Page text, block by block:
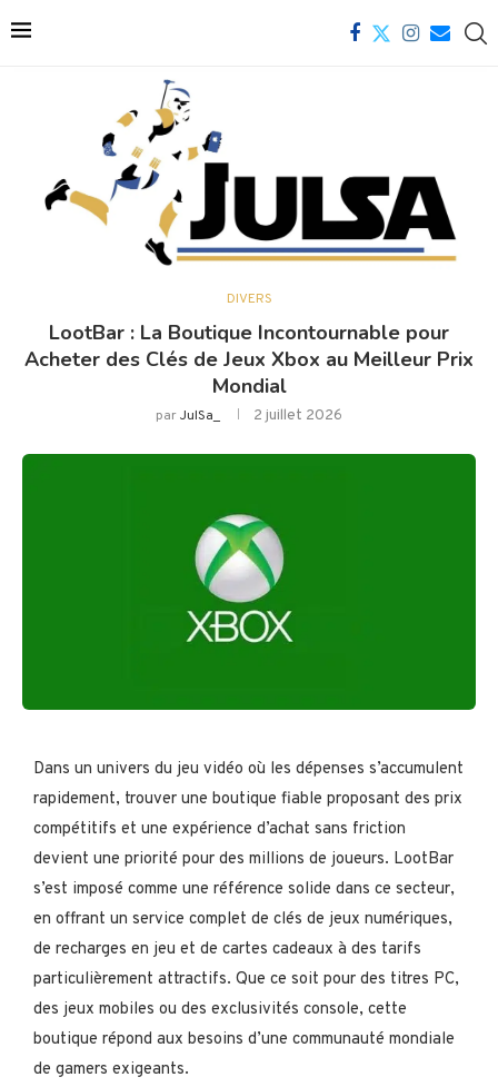
DIVERS
LootBar : La Boutique Incontournable pour
Acheter des Clés de Jeux Xbox au Meilleur Prix
Mondial
parJulSa_ 2 juillet 2026
Dans un univers du jeu vidéo où les dépenses s’accumulent
rapidement, trouver une boutique fiable proposant des prix
compétitifs et une expérience d’achat sans friction
devient une priorité pour des millions de joueurs. LootBar
s’est imposé comme une référence solide dans ce secteur,
en offrant un service complet de clés de jeux numériques,
de recharges en jeu et de cartes cadeaux à des tarifs
particulièrement attractifs. Que ce soit pour des titres PC,
des jeux mobiles ou des exclusivités console, cette
boutique répond aux besoins d’une communauté mondiale
de gamers exigeants.